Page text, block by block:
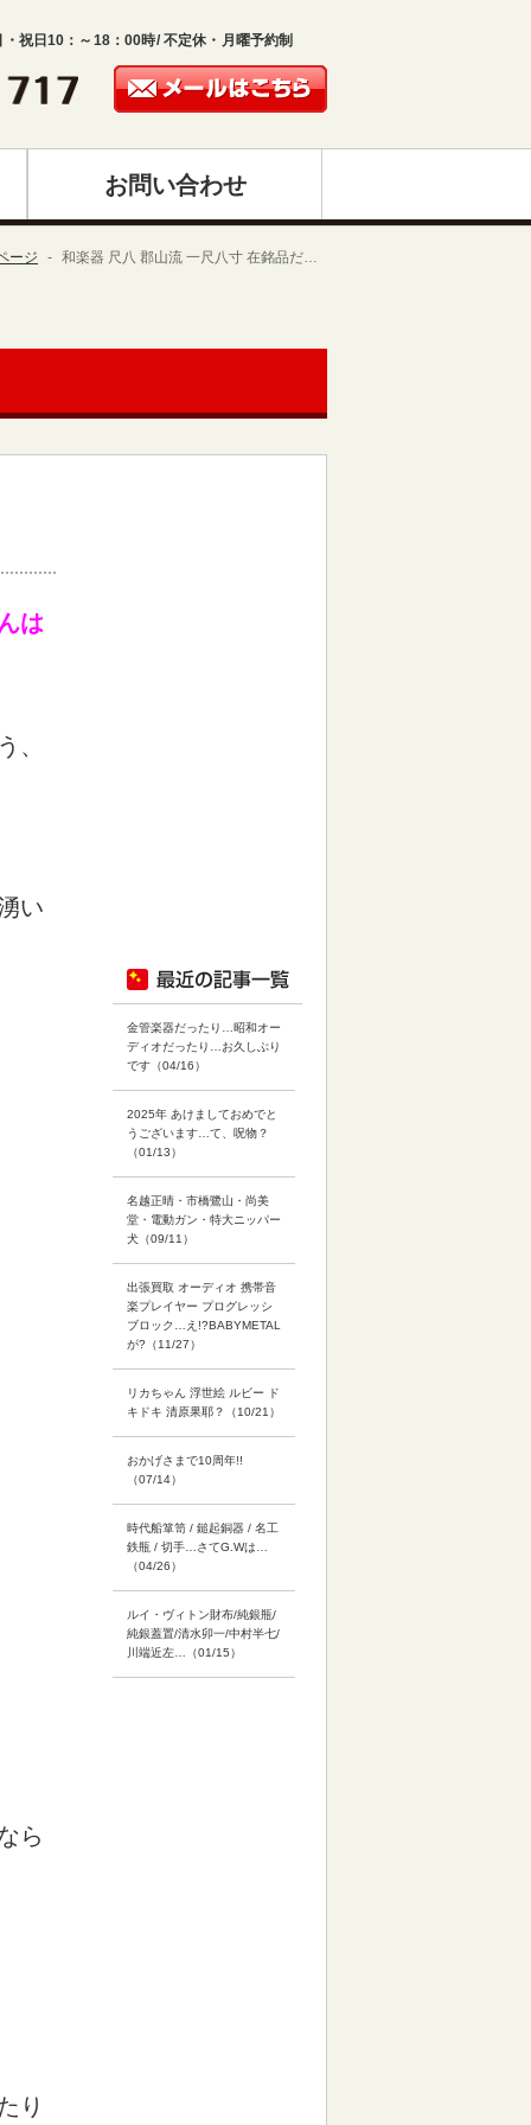
祝日10：～18：00時/ 不定休・月曜予約制
お問い合わせ
ージ 和楽器 尺八 郡山流 一尺八寸 在銘品だ…
は
、
い
ら
り
金管楽器だったり…昭和オー
ディオだったり…お久しぶり
です（04/16）
2025年 あけましておめでと
うございます…て、呪物？
（01/13）
名越正晴・市橋鷺山・尚美
堂・電動ガン・特大ニッパー
犬（09/11）
出張買取 オーディオ 携帯音
楽プレイヤー プログレッシ
ブロック…え!?BABYMETAL
が?（11/27）
リカちゃん 浮世絵 ルビー ド
キドキ 清原果耶？（10/21）
おかげさまで10周年!!
（07/14）
時代船箪笥 / 鎚起銅器 / 名工
鉄瓶 / 切手…さてG.Wは…
（04/26）
ルイ・ヴィトン財布/純銀瓶/
純銀蓋置/清水卯一/中村半七/
川端近左…（01/15）